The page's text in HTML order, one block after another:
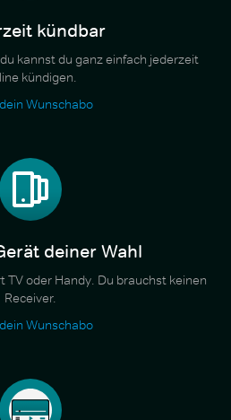
kündbar
kannst du ganz einfach jederzeit
kündigen.
Wunschabo
deiner Wahl
TV oder Handy. Du brauchst keinen
Receiver.
Wunschabo